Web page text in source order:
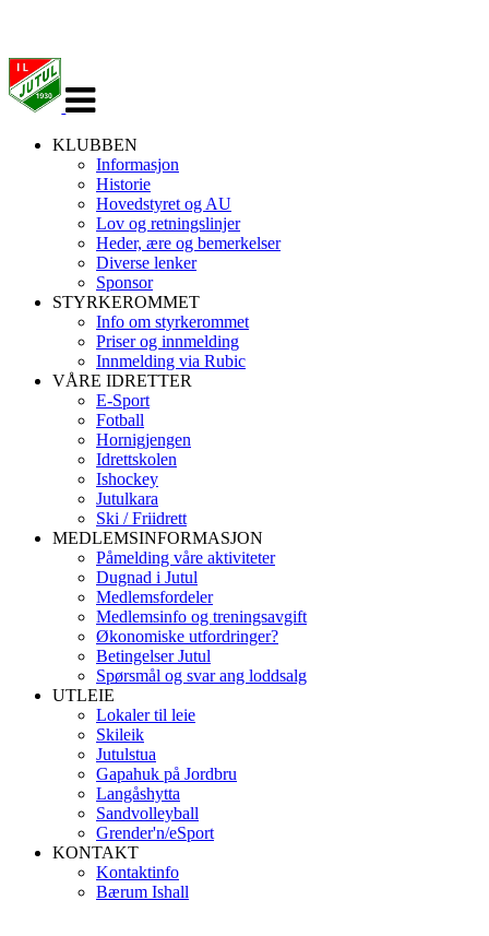
navigasjon
KLUBBEN
Informasjon
Historie
Hovedstyret og AU
Lov og retningslinjer
Heder, ære og bemerkelser
Diverse lenker
Sponsor
STYRKEROMMET
Info om styrkerommet
Priser og innmelding
Innmelding via Rubic
VÅRE IDRETTER
E-Sport
Fotball
Hornigjengen
Idrettskolen
Ishockey
Jutulkara
Ski / Friidrett
MEDLEMSINFORMASJON
Påmelding våre aktiviteter
Dugnad i Jutul
Medlemsfordeler
Medlemsinfo og treningsavgift
Økonomiske utfordringer?
Betingelser Jutul
Spørsmål og svar ang loddsalg
UTLEIE
Lokaler til leie
Skileik
Jutulstua
Gapahuk på Jordbru
Langåshytta
Sandvolleyball
Grender'n/eSport
KONTAKT
Kontaktinfo
Bærum Ishall